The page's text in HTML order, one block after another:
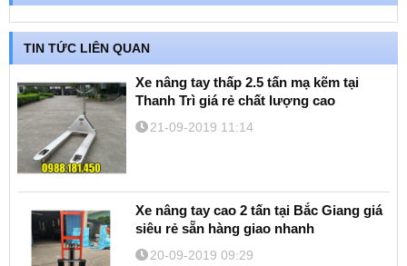
TIN TỨC LIÊN QUAN
Xe nâng tay thấp 2.5 tấn mạ kẽm tại
Thanh Trì giá rẻ chất lượng cao
21-09-2019 11:14
Xe nâng tay cao 2 tấn tại Bắc Giang giá
siêu rẻ sẵn hàng giao nhanh
20-09-2019 09:29